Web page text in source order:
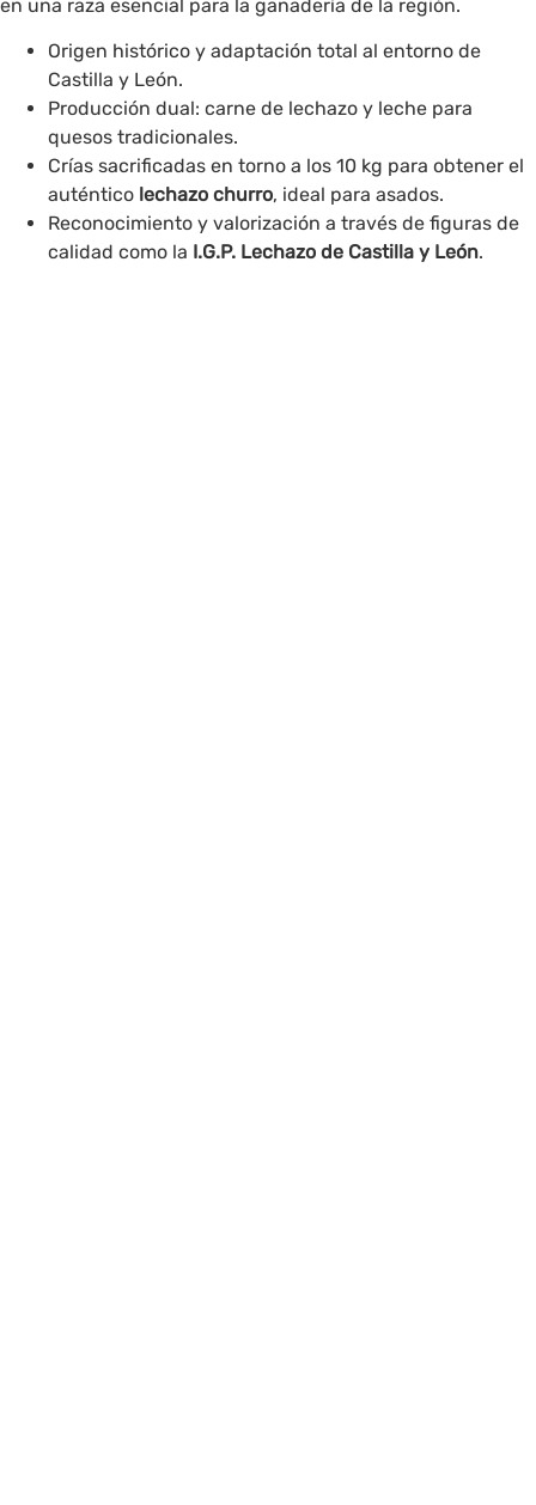
en una raza esencial para la ganadería de la región.
Origen histórico y adaptación total al entorno de
Castilla y León.
Producción dual: carne de lechazo y leche para
quesos tradicionales.
Crías sacrificadas en torno a los 10 kg para obtener el
auténtico lechazo churro, ideal para asados.
Reconocimiento y valorización a través de figuras de
calidad como la I.G.P. Lechazo de Castilla y León.